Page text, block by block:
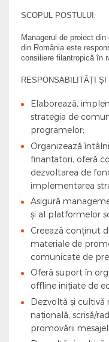
SCOPUL POSTULUI :
Managerul de proiect
din România este
consiliere filantropică în
RESPONSABILITĂȚI ȘI
Elaborează,
strategia de
programelor;
Organizează
finanțatori, oferă
dezvoltarea de
implementarea
Asigură
și al platformelor
Creează conținut
materiale de
comunicate de
Oferă suport în
offline inițiate de
Dezvoltă și cultivă
națională, scrisă/
promovării